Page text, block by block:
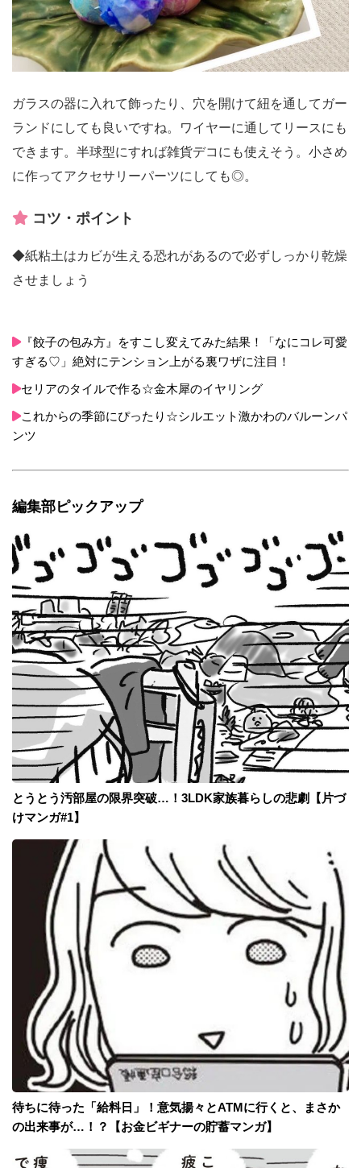
ガラスの器に入れて飾ったり、穴を開けて紐を通してガー
ランドにしても良いですね。ワイヤーに通してリースにも
できます。半球型にすれば雑貨デコにも使えそう。小さめ
に作ってアクセサリーパーツにしても◎。
コツ・ポイント
◆紙粘土はカビが生える恐れがあるので必ずしっかり乾燥
させましょう
『餃子の包み方』をすこし変えてみた結果！「なにコレ可愛
すぎる♡」絶対にテンション上がる裏ワザに注目！
セリアのタイルで作る☆金木犀のイヤリング
これからの季節にぴったり☆シルエット激かわのバルーンパ
ンツ
編集部ピックアップ
とうとう汚部屋の限界突破…！3LDK家族暮らしの悲劇【片づ
けマンガ#1】
待ちに待った「給料日」！意気揚々とATMに行くと、まさか
の出来事が…！？【お金ビギナーの貯蓄マンガ】